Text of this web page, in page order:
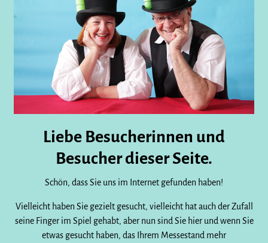
Liebe Besucherinnen und
Besucher dieser Seite.
Schön, dass Sie uns im Internet gefunden haben!
Vielleicht haben Sie gezielt gesucht, vielleicht hat auch der Zufall
seine Finger im Spiel gehabt, aber nun sind Sie hier und wenn Sie
etwas gesucht haben, das Ihrem Messestand mehr